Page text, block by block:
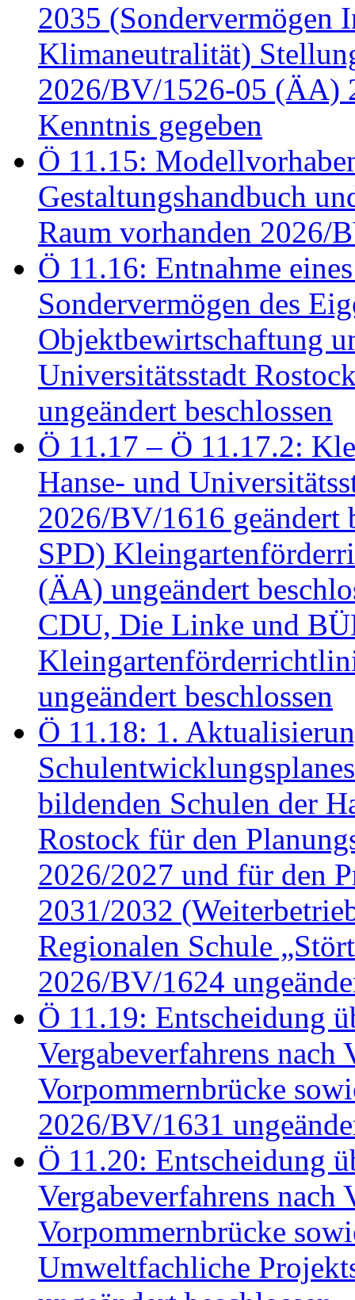
2035 (Sondervermögen
Klimaneutralität)
2026/BV/1526-05 (ÄA)
Kenntnis gegeben
Ö 11.15:
Gestaltungshandbuch
Raum vorhanden 2026/
Ö 11.16: Entnahme
Sondervermögen des
Objektbewirtschaftung
Universitätsstadt
ungeändert beschlossen
Ö 11.17 – Ö 11.17.2:
Hanse- und
2026/BV/1616 geändert
SPD)
(ÄA) ungeändert
CDU, Die Linke und
ungeändert beschlossen
Ö 11.18: 1.
bildenden Schulen der
Rostock für den
2026/2027 und für den
2031/2032
Regionalen Schule
2026/BV/1624
Ö 11.19: Entscheidung
Vergabeverfahrens
Vorpommernbrücke
2026/BV/1631
Ö 11.20: Entscheidung
Vergabeverfahrens
Vorpommernbrücke
Umweltfachliche